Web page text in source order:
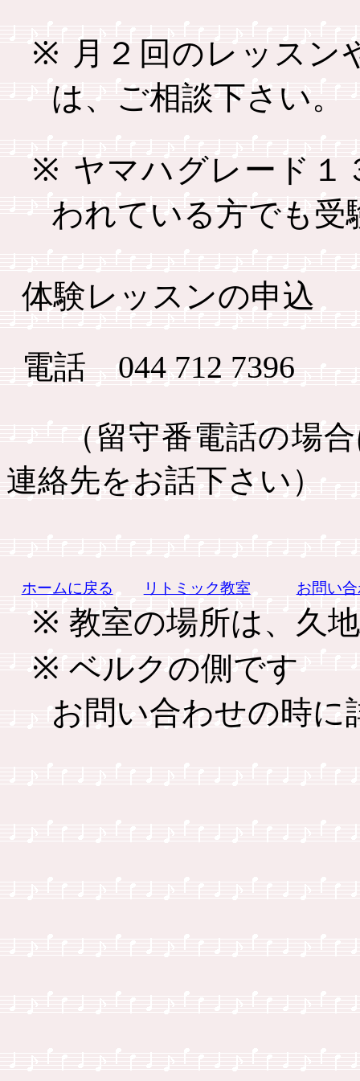
※ 月２回のレッスン
は、ご相談下さい。
※ ヤマハグレード１
われている方でも受
体験レッスンの申
電話 044 712 7396
（留守番電話の場
連絡先をお話下さい）
ホームに戻る リトミック教室 お問い
※ 教室の場所は、久
※ ベルクの側です
お問い合わせの時